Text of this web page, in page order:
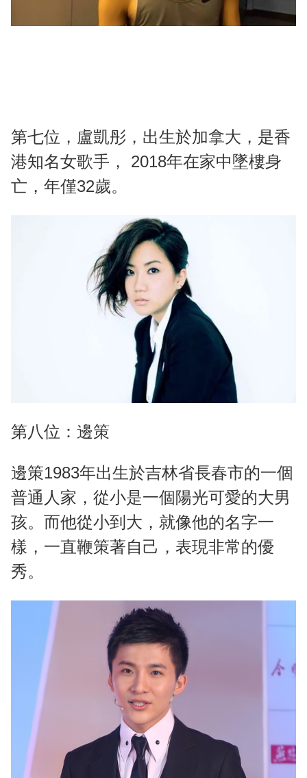
第七位，盧凱彤，出生於加拿大，是香
港知名女歌手， 2018年在家中墜樓身
亡，年僅32歲。
第八位：邊策
邊策1983年出生於吉林省長春市的一個
普通人家，從小是一個陽光可愛的大男
孩。而他從小到大，就像他的名字一
樣，一直鞭策著自己，表現非常的優
秀。